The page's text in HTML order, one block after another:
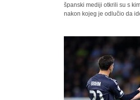
španski mediji otkrili su s
nakon kojeg je odlučio da